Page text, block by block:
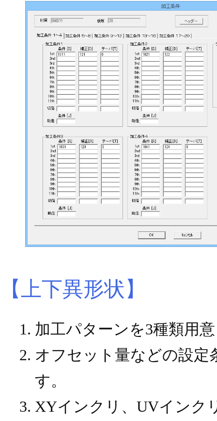
【上下異形状】
加工パターンを3種類用
オフセット量などの設定
す。
XYインクリ、UVインク